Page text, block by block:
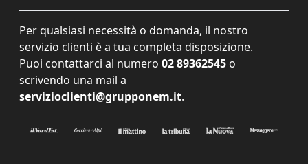
Per qualsiasi necessità o domanda, il nostro
servizio clienti è a tua completa disposizione.
Puoi contattarci al numero 02 89362545 o
scrivendo una mail a
servizioclienti@grupponem.it.